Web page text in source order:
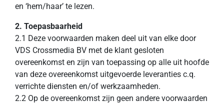
en ‘hem/haar’ te lezen.
2. Toepasbaarheid
2.1 Deze voorwaarden maken deel uit van elke door
VDS Crossmedia BV met de klant gesloten
overeenkomst en zijn van toepassing op alle uit hoofde
van deze overeenkomst uitgevoerde leveranties c.q.
verrichte diensten en/of werkzaamheden.
2.2 Op de overeenkomst zijn geen andere voorwaarden